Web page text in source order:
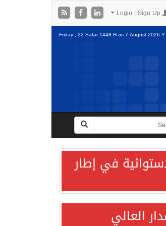
Friday , 22 Safar 1448 H as7 August 2026 Y
في إطار
العالي